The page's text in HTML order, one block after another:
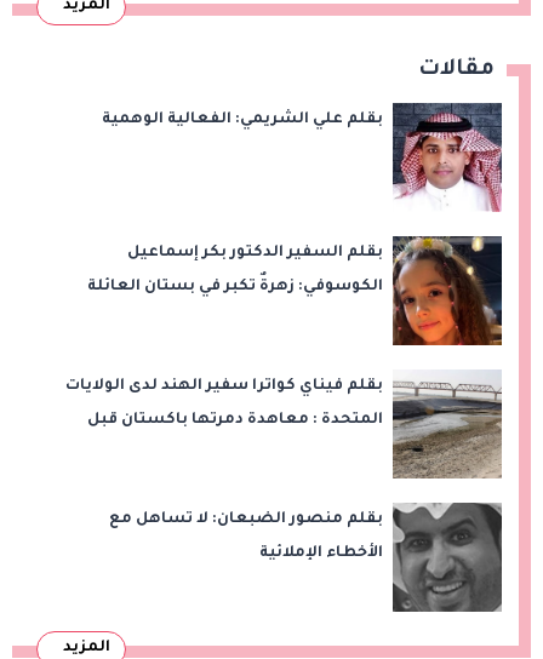
المزيد
مقالات
بقلم علي الشريمي: الفعالية الوهمية
بقلم السفير الدكتور بكر إسماعيل
الكوسوفي: زهرةٌ تكبر في بستان العائلة
بقلم فيناي كواترا سفير الهند لدى الولايات
المتحدة : معاهدة دمرتها باكستان قبل
بقلم منصور الضبعان: لا تساهل مع
الأخطاء الإملائية
المزيد